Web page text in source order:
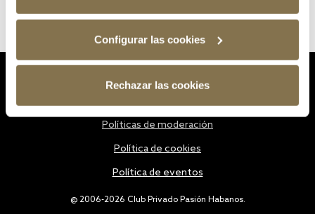
Configurar las cookies
Rechazar las cookies
@ 2006-2026 Club Privado Pasión Habanos.
Políticas de moderación
Política de cookies
Política de eventos